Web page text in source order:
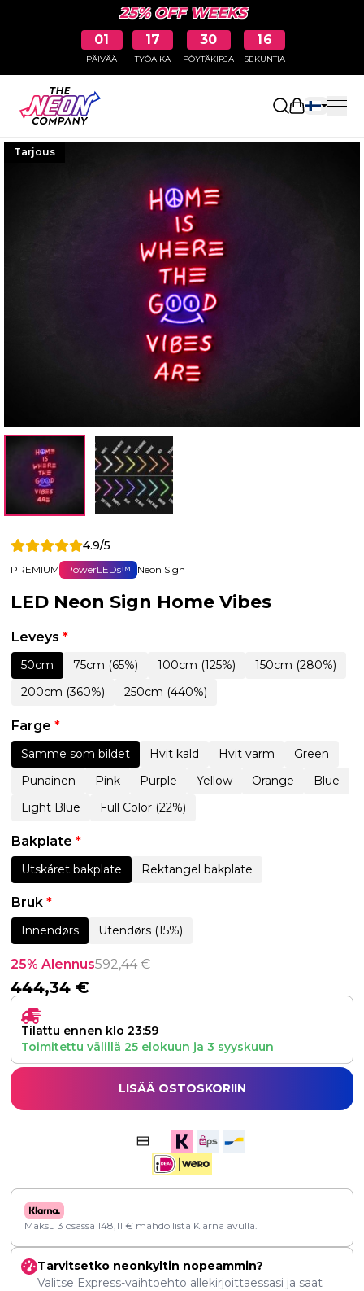
25% OFF WEEKS
01
PÄIVÄÄ
17
TYÖAIKA
30
PÖYTÄKIRJA
15
SEKUNTIA
Avaa
Tarjous
4.9/5
PREMIUM PowerLEDs™ Neon Sign
LED Neon Sign Home Vibes
Leveys *
50cm 75cm (65%) 100cm (125%)
150cm (280%)
200cm (360%)
250cm (440%)
Farge *
Samme som bildet Hvit kald Hvit varm
Green
Punainen
Pink Purple Yellow Orange
Blue
Light Blue
Full Color (22%)
Bakplate *
Utskåret bakplate Rektangel bakplate
Bruk *
Innendørs Utendørs (15%)
25% Alennus592,44€
444,34 €
Tilattu ennen klo 23:59
Toimitettu välillä 25 elokuun ja 3 syyskuun
LISÄÄ OSTOSKORIIN
Maksu 3 osassa 148,11 € mahdollista Klarna avulla.
Tarvitsetko neonkyltin nopeammin?
Valitse Express-vaihtoehto allekirjoittaessasi ja saat